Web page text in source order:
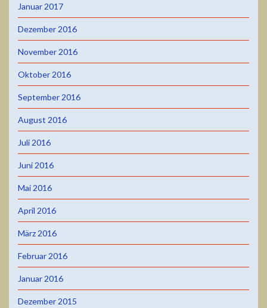
Januar 2017
Dezember 2016
November 2016
Oktober 2016
September 2016
August 2016
Juli 2016
Juni 2016
Mai 2016
April 2016
März 2016
Februar 2016
Januar 2016
Dezember 2015